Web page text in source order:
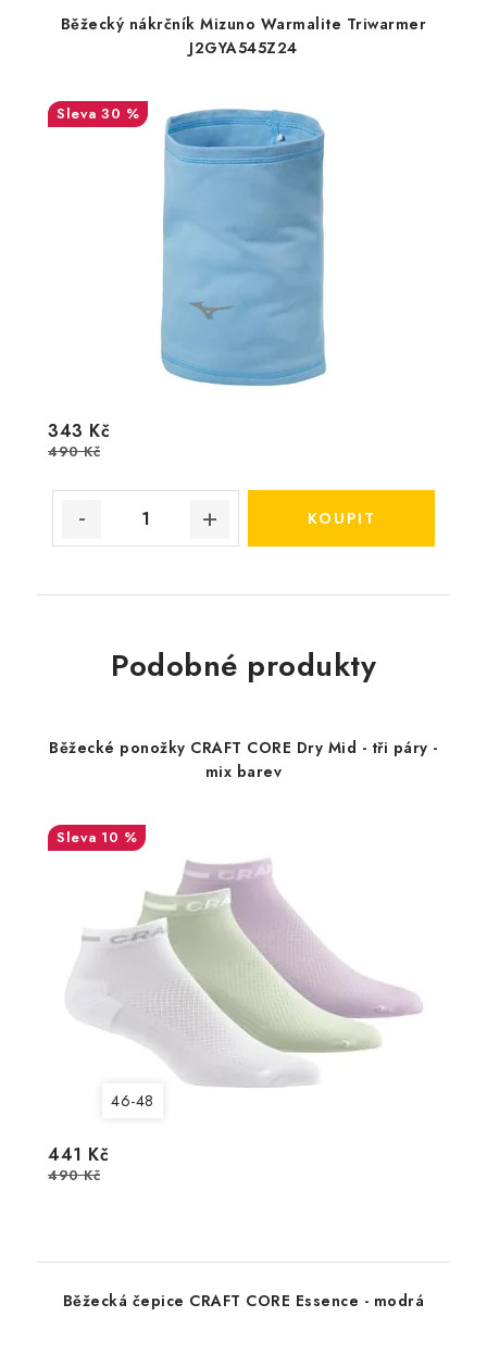
Běžecký nákrčník Mizuno Warmalite Triwarmer
J2GYA545Z24
30 %
343 Kč
490 Kč
Podobné produkty
Běžecké ponožky CRAFT CORE Dry Mid - tři páry -
mix barev
10 %
46-48
441 Kč
490 Kč
Běžecká čepice CRAFT CORE Essence - modrá